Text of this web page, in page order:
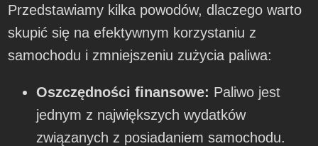
Przedstawiamy kilka powodów, dlaczego warto
skupić się na efektywnym korzystaniu z
samochodu i zmniejszeniu zużycia paliwa:
Oszczędności finansowe: Paliwo jest
jednym z największych wydatków
związanych z posiadaniem samochodu.